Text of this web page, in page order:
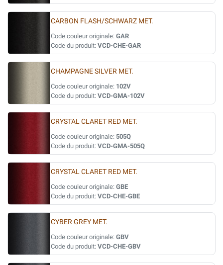
CARBON FLASH/SCHWARZ MET.
Code couleur originale: GAR
Code du produit: VCD-CHE-GAR
CHAMPAGNE SILVER MET.
Code couleur originale: 102V
Code du produit: VCD-GMA-102V
CRYSTAL CLARET RED MET.
Code couleur originale: 505Q
Code du produit: VCD-GMA-505Q
CRYSTAL CLARET RED MET.
Code couleur originale: GBE
Code du produit: VCD-CHE-GBE
CYBER GREY MET.
Code couleur originale: GBV
Code du produit: VCD-CHE-GBV